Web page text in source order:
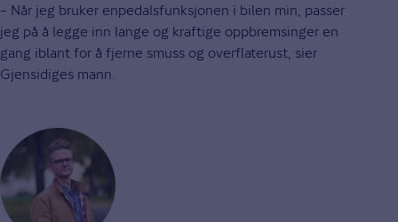
– Når jeg bruker enpedalsfunksjonen i bilen min, passer
jeg på å legge inn lange og kraftige oppbremsinger en
gang iblant for å fjerne smuss og overflaterust, sier
Gjensidiges mann.